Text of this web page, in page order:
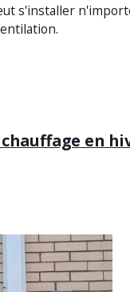
s'installer
en